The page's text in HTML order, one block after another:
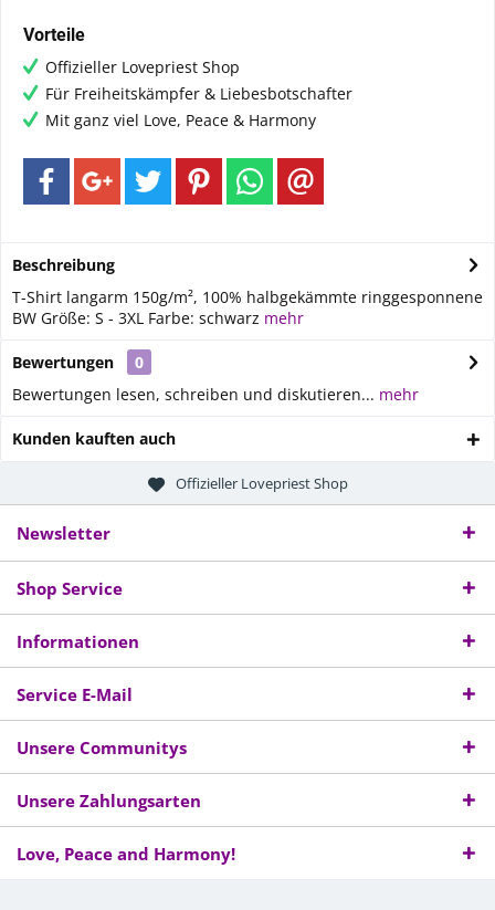
Vorteile
Offizieller Lovepriest Shop
Für Freiheitskämpfer & Liebesbotschafter
Mit ganz viel Love, Peace & Harmony
Beschreibung
T-Shirt langarm 150g/m², 100% halbgekämmte ringgesponnene
BW Größe: S - 3XL Farbe: schwarz mehr
Bewertungen
0
Bewertungen lesen, schreiben und diskutieren... mehr
Kunden kauften auch
Offizieller Lovepriest Shop
Newsletter
Shop Service
Informationen
Service E-Mail
Unsere Communitys
Unsere Zahlungsarten
Love, Peace and Harmony!